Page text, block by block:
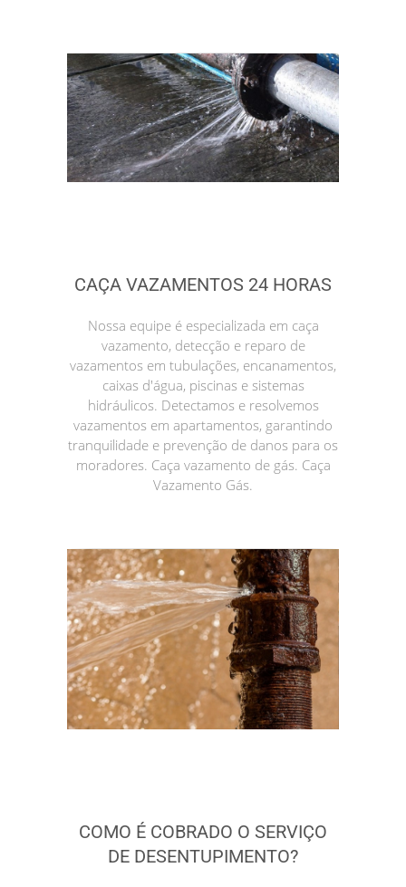
CAÇA VAZAMENTOS 24 HORAS
Nossa equipe é especializada em caça
vazamento, detecção e reparo de
vazamentos em tubulações, encanamentos,
caixas d'água, piscinas e sistemas
hidráulicos. Detectamos e resolvemos
vazamentos em apartamentos, garantindo
tranquilidade e prevenção de danos para os
moradores. Caça vazamento de gás. Caça
Vazamento Gás.
COMO É COBRADO O SERVIÇO
DE DESENTUPIMENTO?